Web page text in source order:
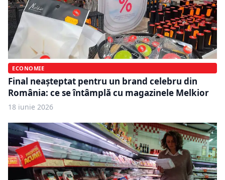
ECONOMIE
Final neașteptat pentru un brand celebru din
România: ce se întâmplă cu magazinele Melkior
18 iunie 2026